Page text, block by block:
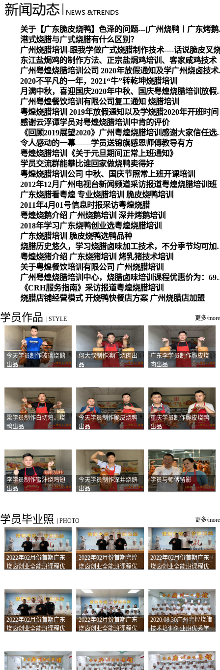
关于【广
港式烧腊与广式烧腊有什么区别？
广州烧腊培训-跟我学做广式烧腊制作技术----话说脆皮叉
东江盐焗鸡的制作方法、正宗盐焗鸡培训、客家咸鸡技术
广州粤煌
2020不平凡的一年，2021“牛”转乾坤烧腊培训
月满中秋，喜迎
广州粤煌餐饮培训有限公司复工通知 烧腊培训
粤煌烧腊培训 2019年放假通知以及学烧腊2020年开班时间
感谢云浮谭学员对粤煌烧腊培训中肯的评价
《回顾2019展望
令人感动的一幕——学员送锦旗感恩师傅教导有方
粤煌烧腊培训《关于元旦期间正常上班通知》
学员交流群能攀比谁回家做烧鸭卖得好
粤煌烧腊培训公司 中秋、国庆节照常上班开课培训
2012年12月广州电视台新闻频道采访报道粤煌烧腊培训班
广东烧腊看粤煌 专业烧腊培训 脆皮烧鸭培训
2011年4月01号信息时报采访粤煌烧腊
粤煌烧鹅介绍 广州烧鹅培训 深井烤鹅培训
2018年学习广东烧鸭创业选粤煌烧腊培训
广东烧腊培训 脆皮烧鸭选鸭品种
烧腊历史悠久，学习
粤煌烧猪介绍 广东烧猪培训 烤乳猪技术培训
关于粤煌餐饮培训有限公司 广州烧腊培训
广州粤煌烧腊培训中心，烧腊卤味培训课程优惠价为：6980元
《CRH服务指南》采访报道粤煌烧腊培训
烧腊店铺经营模式 开烧鸭快餐店方案 广州烧腊店加盟
学员作品 STYLE 更多/more
今天学员制作玻璃烧鹅
出品
何大叔制作澳门烧肉出
品
广东李学员制作脆皮烧
肉出品
梁学员制作白切鸡、烧
鸭出品
今天学员制作脆皮烧鸭
出品
重庆学员制作脆皮烧鸭
出品
李学员制作蜜汁烧鸡翅
出品
今天学员制作深井烧鹅
出品
学员与师傅留影
学员毕业照 PHOTO 更多/more
2022年02月份首期广东
烧卤创业全能班课程优
2022年02月份首期粤煌
烧卤创业全能班课程优
2022年02月份首期广东
烧卤创业全能班课程优
2022年02月份首期广东
烧卤创业全能班课程优
2022年02月份首期广东
烧卤创业全能班课程优
2020.08.30广州粤煌烧腊
技术培训创业班优秀学